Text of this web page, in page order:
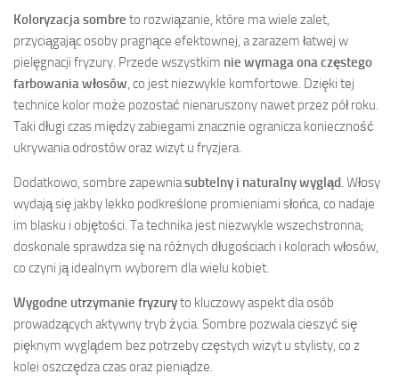
Koloryzacja sombre to rozwiązanie, które ma wiele zalet,
przyciągając osoby pragnące efektownej, a zarazem łatwej w
pielęgnacji fryzury. Przede wszystkim nie wymaga ona częstego
farbowania włosów, co jest niezwykle komfortowe. Dzięki tej
technice kolor może pozostać nienaruszony nawet przez pół roku.
Taki długi czas między zabiegami znacznie ogranicza konieczność
ukrywania odrostów oraz wizyt u fryzjera.
Dodatkowo, sombre zapewniasubtelny i naturalny wygląd. Włosy
wydają się jakby lekko podkreślone promieniami słońca, co nadaje
im blasku i objętości. Ta technika jest niezwykle wszechstronna;
doskonale sprawdza się na różnych długościach i kolorach włosów,
co czyni ją idealnym wyborem dla wielu kobiet.
Wygodne utrzymanie fryzuryto kluczowy aspekt dla osób
prowadzących aktywny tryb życia. Sombre pozwala cieszyć się
pięknym wyglądem bez potrzeby częstych wizyt u stylisty, co z
kolei oszczędza czas oraz pieniądze.